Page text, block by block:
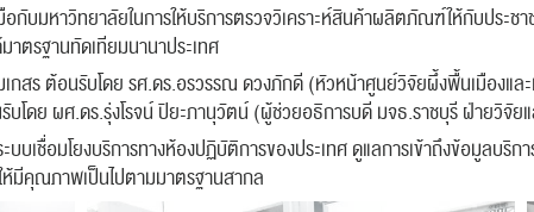
บมหาวิทยาลัยในการให้บริการตรวจวิเคราะห์สินค้าผลิตภัณฑ์ให้กับประช
รฐานทัดเทียมนานาประเทศ
กสร ต้อนรับโดย รศ.ดร.อรวรรณ ดวงภักดี (หัวหน้าศูนย์วิจัยผึ้งพื้นเมืองแ
โดย ผศ.ดร.รุ่งโรจน์ ปิยะภานุวัตน์ (ผู้ช่วยอธิการบดี มจธ.ราชบุรี ฝ่ายวิจัย
เชื่อมโยงบริการทางห้องปฏิบัติการของประเทศ ดูแลการเข้าถึงข้อมูลบริก
ห้มีคุณภาพเป็นไปตามมาตรฐานสากล